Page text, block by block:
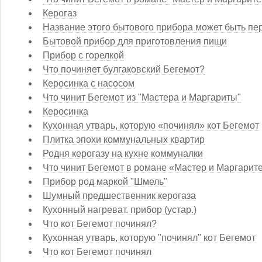
Керогаз
Название этого бытового прибора может быть
Бытовой прибор для приготовления пищи
Прибор с горелкой
Что починяет булгаковский Бегемот?
Керосинка с насосом
Что чинит Бегемот из "Мастера и Маргариты"
Керосинка
Кухонная утварь, которую «починял» кот Бегемот
Плитка эпохи коммунальных квартир
Родня керогазу на кухне коммуналки
Что чинит Бегемот в романе «Мастер и
Прибор род маркой "Шмель"
Шумный предшественник керогаза
Кухонный нагреват. прибор (устар.)
Что кот Бегемот починял?
Кухонная утварь, которую "починял" кот Бегемот
Что кот Бегемот починял